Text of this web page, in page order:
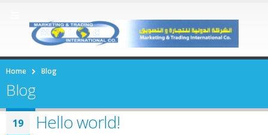
Home Blog
Blog
19 Hello world!